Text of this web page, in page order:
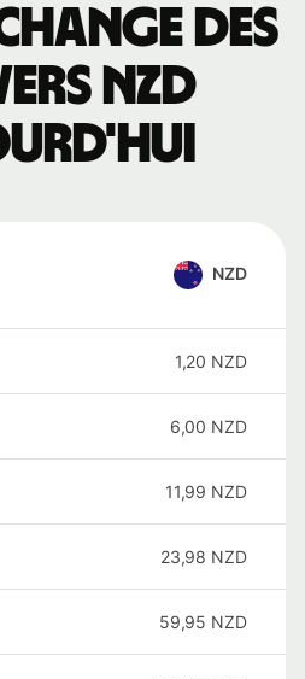
des
NZD
NZD
1,20 NZD
6,00 NZD
11,99 NZD
23,98 NZD
59,95 NZD